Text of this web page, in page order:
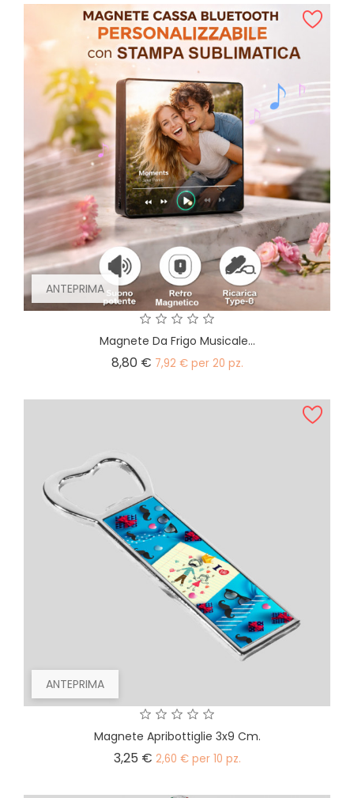
ANTEPRIMA
Magnete Da Frigo Musicale...
8,80 € Prezzo
7,92 € per 20 pz.
ANTEPRIMA
Magnete Apribottiglie 3x9 Cm.
3,25 € Prezzo
2,60 € per 10 pz.